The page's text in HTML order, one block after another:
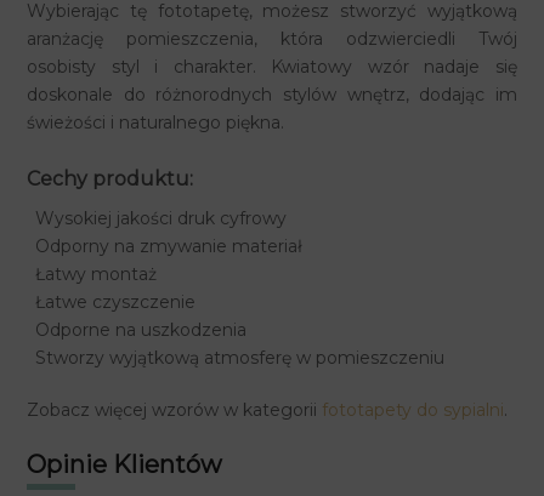
Wybierając tę fototapetę, możesz stworzyć wyjątkową
aranżację pomieszczenia, która odzwierciedli Twój
osobisty styl i charakter. Kwiatowy wzór nadaje się
doskonale do różnorodnych stylów wnętrz, dodając im
świeżości i naturalnego piękna.
Cechy produktu:
Wysokiej jakości druk cyfrowy
Odporny na zmywanie materiał
Łatwy montaż
Łatwe czyszczenie
Odporne na uszkodzenia
Stworzy wyjątkową atmosferę w pomieszczeniu
Zobacz więcej wzorów w kategorii fototapety do sypialni.
Opinie Klientów